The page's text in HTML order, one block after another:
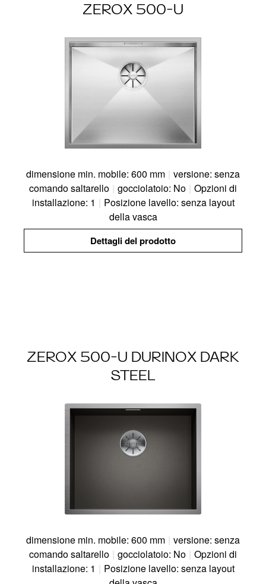
ZEROX 500-U
dimensione min. mobile: 600 mm | versione: senza
comando saltarello | gocciolatoio: No | Opzioni di
installazione: 1 | Posizione lavello: senza layout
della vasca
Dettagli del prodotto
ZEROX 500-U DURINOX DARK
STEEL
dimensione min. mobile: 600 mm | versione: senza
comando saltarello | gocciolatoio: No | Opzioni di
installazione: 1 | Posizione lavello: senza layout